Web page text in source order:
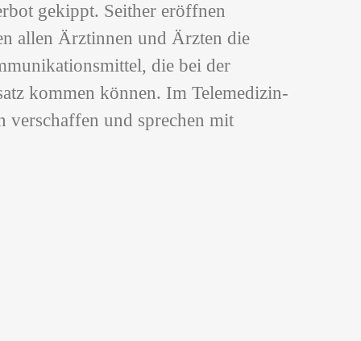
gekippt. Seither eröffnen
allen Ärztinnen und Ärzten die
die bei der
kommen können. Im Telemedizin-
verschaffen und sprechen mit